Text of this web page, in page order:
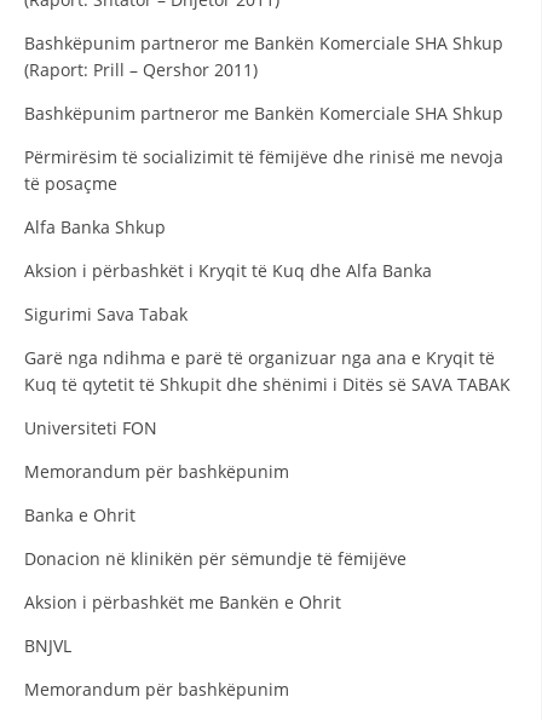
STRUKTURA E ORGANIZATËS
KONTAKT INFORMACIONE
ANËTARËSIMI NË STRUKTURAT PROFESIONALE
STATUTI I KRYQIT TË KUQ
BORDI DREJTUES
STRUKTURA DHE STRUKTURA ORGANIZATIVE
DISEMINIMI
PROMOVIMI I VLERAVE HUMANE
Bashkëpunim partneror me Bankën Komerciale SHA Shkup
(Raport: Prill – Qershor 2011)
Bashkëpunim partneror me Bankën Komerciale SHA Shkup
Përmirësim të socializimit të fëmijëve dhe rinisë me nevoja
të posaçme
Alfa Banka Shkup
Aksion i përbashkët i Kryqit të Kuq dhe Alfa Banka
Sigurimi Sava Tabak
Garë nga ndihma e parë të organizuar nga ana e Kryqit të
Kuq të qytetit të Shkupit dhe shënimi i Ditës së SAVA TABAK
Universiteti FON
Memorandum për bashkëpunim
Banka e Ohrit
Donacion në klinikën për sëmundje të fëmijëve
Aksion i përbashkët me Bankën e Ohrit
BNJVL
Memorandum për bashkëpunim